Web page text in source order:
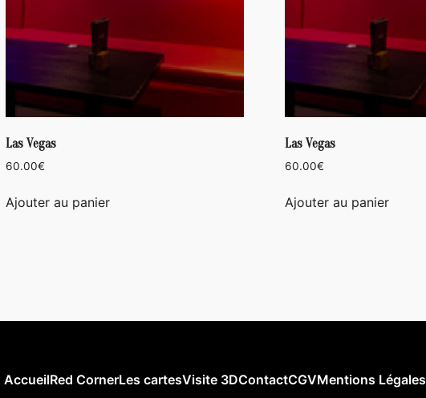
Las Vegas
60.00€
Ajouter au panier
Las Vegas
60.00€
Ajouter au panier
AccueilRed CornerLes cartesVisite 3DContactCGVMentions Légales